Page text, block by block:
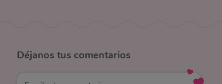
Déjanos tus comentarios